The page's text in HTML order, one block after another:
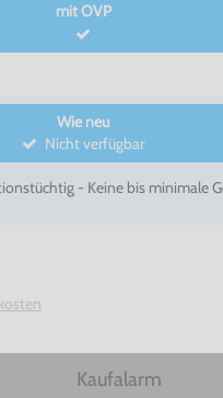
mit OVP
Wie neu
Nicht verfügbar
- Keine bis minimale
Kaufalarm